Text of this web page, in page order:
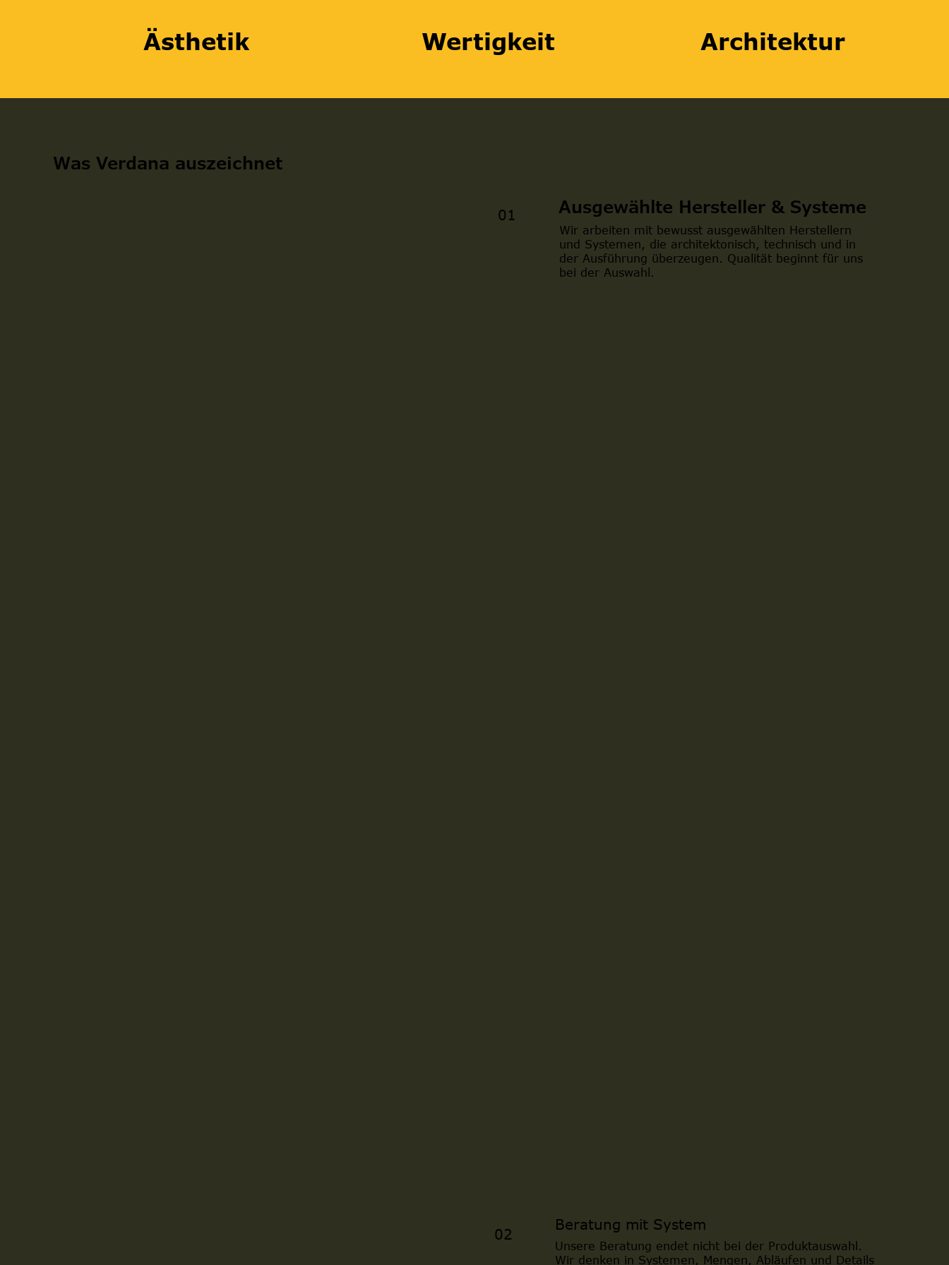
Ästhetik Wertigkeit Architektur
Was Verdana auszeichnet
01 Ausgewählte Hersteller & Systeme
Wir arbeiten mit bewusst ausgewählten Herstellern
und Systemen, die architektonisch, technisch und in
der Ausführung überzeugen. Qualität beginnt für uns
bei der Auswahl.
02
Beratung mit System
Unsere Beratung endet nicht bei der Produktauswahl.
Wir denken in Systemen, Mengen, Abläufen und Details